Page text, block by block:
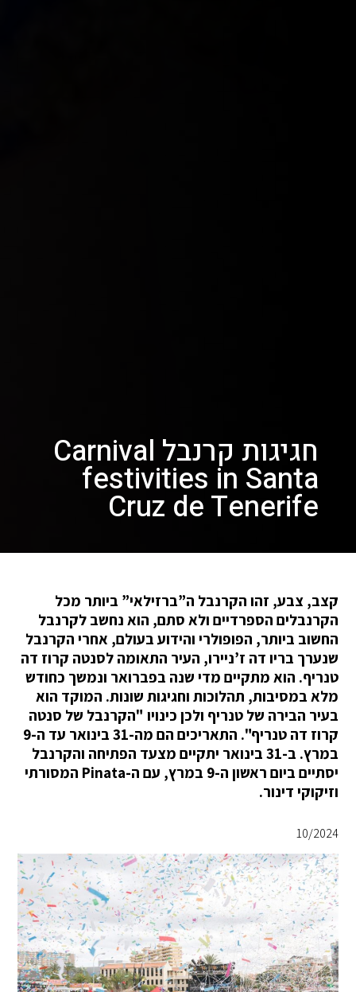
חגיגות קרנבל Carnival
festivities in Santa
Cruz de Tenerife
קצב, צבע, זהו הקרנבל ה”ברזילאי” ביותר מכל
הקרנבלים הספרדיים ולא סתם, הוא נחשב לקרנבל
החשוב ביותר, הפופולרי והידוע בעולם, אחרי הקרנבל
שנערך בריו דה ז’ניירו, העיר התאומה לסנטה קרוז דה
טנריף. הוא מתקיים מדי שנה בפברואר ונמשך כחודש
מלא במסיבות, תהלוכות וחגיגות שונות. המוקד הוא
בעיר הבירה של טנריף ולכן כינויו "הקרנבל של סנטה
קרוז דה טנריף". התאריכים הם מה-31 בינואר עד ה-9
במרץ. ב-31 בינואר יתקיים מצעד הפתיחה והקרנבל
יסתיים ביום ראשון ה-9 במרץ, עם ה-Pinata המסורתי
וזיקוקי דינור.
10/2024